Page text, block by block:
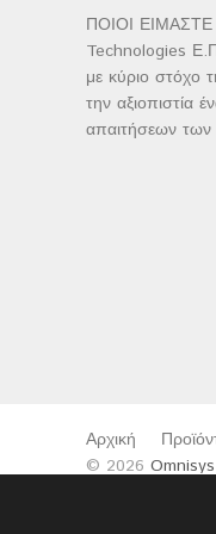
ΠΟΙΟΙ
Technologies
με κύριο στόχο
την αξιοπιστία
απαιτήσεων
Αρχική
© 2026 Omnisys